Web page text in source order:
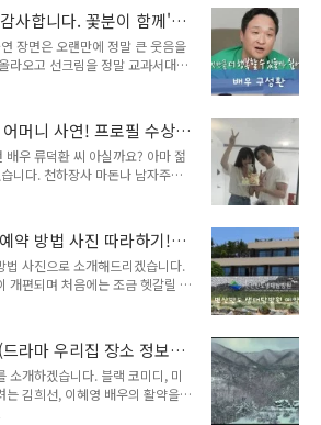
께 관련 이야기 소개하겠습니
개..
장규리 서로가 서로의 자리에서 응
다고 합니다. 어렸을 때 피겨 스
유학 생활도 1년 동안 하며 검정
르게 대학교를 다녔습니다. 장규
은 꽤 알려졌습니다. 어머니 직업
. 예쁜 외모로 집에서 엄하게 자
겠습니다...
사합니다. 꽃분이 함께'
최근영상 필모그래피)
장면은 오랜만에 정말 큰 웃음을
라오고 선크림을 정말 교과서대로
니다. 함께 하는 반려견 이름도
도 데리고 있던 강아지였는데 아
데리고 오게 됐다고 합니다. 그것
랑 나랑 인연인가 보다'하고 술김
습니다. 나혼산 출연 당시 건물 옥
모습, 한강공원에서 비둘기와
고 있습니다. 구성환 집안 등 관
머니 사연! 프로필 수상
하선
배우 류덕환 씨 아실까요? 아마 젊
니다. 천하장사 마돈나 남자주인
싶습니다. 하지만 당시 무려 40kg
원일기 뿐만 아니라 해리포터 시리
하기도 하고, 영화 감독으로 작품
약하고 있습니다. 그런 그거 과거
하기도 했습니다. 아버지 눈에 쌍
진을 통해 알았다고 합니다. 사
순길 역을 연기했던 배우의 가족
차1...
약 방법 사진 따라하기!
법 사진으로 소개해드리겠습니다.
개편되며 처음에는 조금 헷갈릴 수
아니라 빈방 확인을 먼저 하고 간
에 위치하며 정말 훌륭한 전망권
. 채석강이 워낙 가까워 채석강
다. 새로 지어지며 가성비가 정말
예약 통합 시스탬 개편으로 처음
휴앙림은 '숲나들e' 홈페이지를 통
라마 우리집 장소 정보
)
소개하겠습니다. 블랙 코미디, 미
는 김희선, 이혜영 배우의 활약을
이 항구에서, 계곡에서 사고를 당